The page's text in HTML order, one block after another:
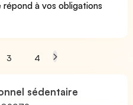
à vos obligations
3 4
sédentaire